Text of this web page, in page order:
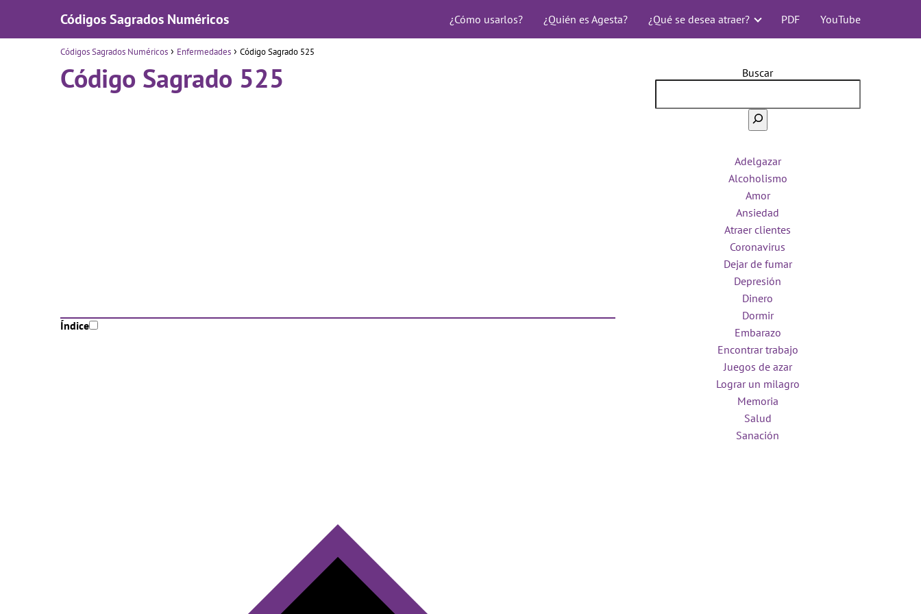
Códigos Sagrados Numéricos ¿Cómo usarlos? ¿Quién es Agesta? ¿Qué se desea atraer? PDF YouTube
Códigos Sagrados Numéricos Enfermedades Código Sagrado 525
Código Sagrado 525
Índice
Buscar
Adelgazar
Alcoholismo
Amor
Ansiedad
Atraer clientes
Coronavirus
Dejar de fumar
Depresión
Dinero
Dormir
Embarazo
Encontrar trabajo
Juegos de azar
Lograr un milagro
Memoria
Salud
Sanación